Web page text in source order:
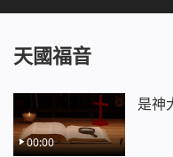
我也不消極，我
我也要也要
聖潔的靈體歸
聖潔的靈體歸
天國福音
00:00
是神